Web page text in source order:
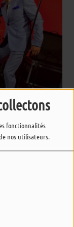
fonctionnalités
nos utilisateurs.